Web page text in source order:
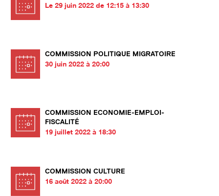
Le 29 juin 2022 de 12:15 à 13:30
COMMISSION POLITIQUE MIGRATOIRE
30 juin 2022 à 20:00
COMMISSION ECONOMIE-EMPLOI-
FISCALITÉ
19 juillet 2022 à 18:30
COMMISSION CULTURE
16 août 2022 à 20:00